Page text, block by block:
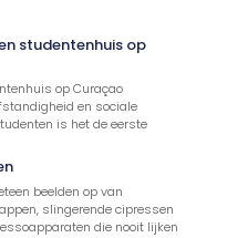
studentenhuis op
op Curaçao
en sociale
is het de eerste
beelden op van
slingerende cipressen
die nooit lijken